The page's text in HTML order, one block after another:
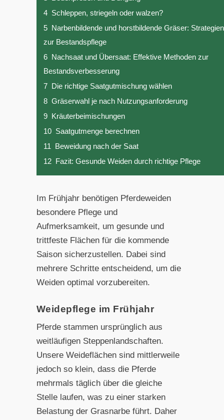
4 Schleppen, striegeln oder walzen?
5 Narbenbildende und horstbildende Gräser: Strategien
zur Bestandspflege
6 Nachsaat und Übersaat: Effektive Methoden zur
Bestandsverbesserung
7 Die richtige Saatgutmischung wählen
8 Gräserwahl je nach Nutzungsanforderung
9 Kräuterbeimischungen
10 Saatgutmenge berechnen
11 Beweidung nach der Saat
12 Fazit: Gesunde Weiden durch richtige Pflege
Im Frühjahr benötigen Pferdeweiden
besondere Pflege und
Aufmerksamkeit, um gesunde und
trittfeste Flächen für die kommende
Saison sicherzustellen. Dabei sind
mehrere Schritte entscheidend, um die
Weiden optimal vorzubereiten.
Weidepflege im Frühjahr
Pferde stammen ursprünglich aus
weitläufigen Steppenlandschaften.
Unsere Weideflächen sind mittlerweile
jedoch so klein, dass die Pferde
mehrmals täglich über die gleiche
Stelle laufen, was zu einer starken
Belastung der Grasnarbe führt. Daher